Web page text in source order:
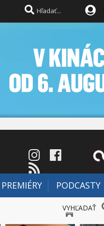
PREMIÉRY PODCASTY
VYHĽADAŤ